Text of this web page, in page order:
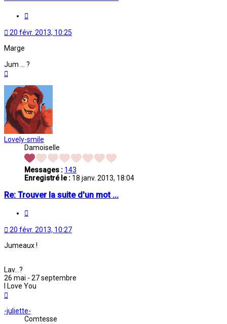
20 févr. 2013, 10:25
Marge
Jum ... ?
Lovely-smile
Damoiselle
Messages : 143
Enregistré le : 18 janv. 2013, 18:04
Re: Trouver la suite d'un mot ...
20 févr. 2013, 10:27
Jumeaux !
Lav...?
26 mai - 27 septembre
I Love You
-juliette-
Comtesse